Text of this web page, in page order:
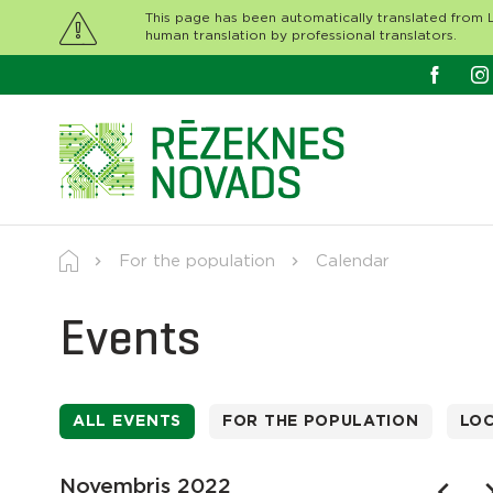
This page has been automatically translated from
human translation by professional translators.
For the population Calendar
Events
ALL EVENTS FOR THE POPULATION
Novembris 2022